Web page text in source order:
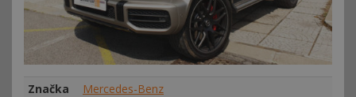
Značka
Mercedes-Benz